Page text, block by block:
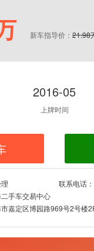
新车指导价： 21.98
2016-05
上牌时间
联系电话：
二手车交易中心
市嘉定区博园路969号2号楼